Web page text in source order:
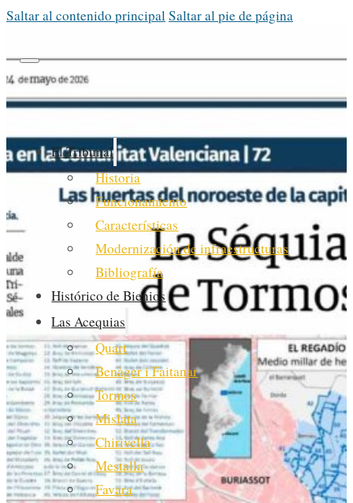
Saltar al contenido principalSaltar al pie de página
El Tribunal
Historia
Funcionamiento
Características
Modernización de infraestructuras
Bibliografía
Histórico de Bienios
Las Acequias
Quart
Benàger i Faitanar
Tormos
Mislata
Chirivella
Mestalla
Favara